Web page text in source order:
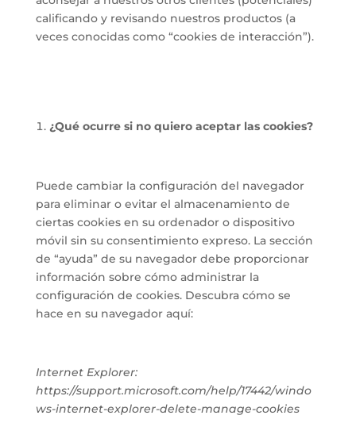
calificando y revisando nuestros productos (a
veces conocidas como “cookies de interacción”).
¿Qué ocurre si no quiero aceptar las cookies?
Puede cambiar la configuración del navegador
para eliminar o evitar el almacenamiento de
ciertas cookies en su ordenador o dispositivo
móvil sin su consentimiento expreso. La sección
de “ayuda” de su navegador debe proporcionar
información sobre cómo administrar la
configuración de cookies. Descubra cómo se
hace en su navegador aquí:
Internet Explorer:
https://support.microsoft.com/help/17442/windo
ws-internet-explorer-delete-manage-cookies